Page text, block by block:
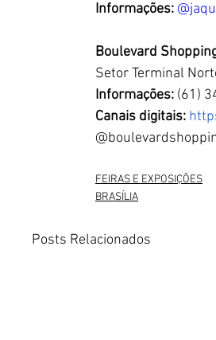
Informações:
Boulevard
Setor Terminal
Informações: (61)
Canais digitais:
FEIRAS E EXPOSIÇÕES
BRASÍLIA
Posts Relacionados